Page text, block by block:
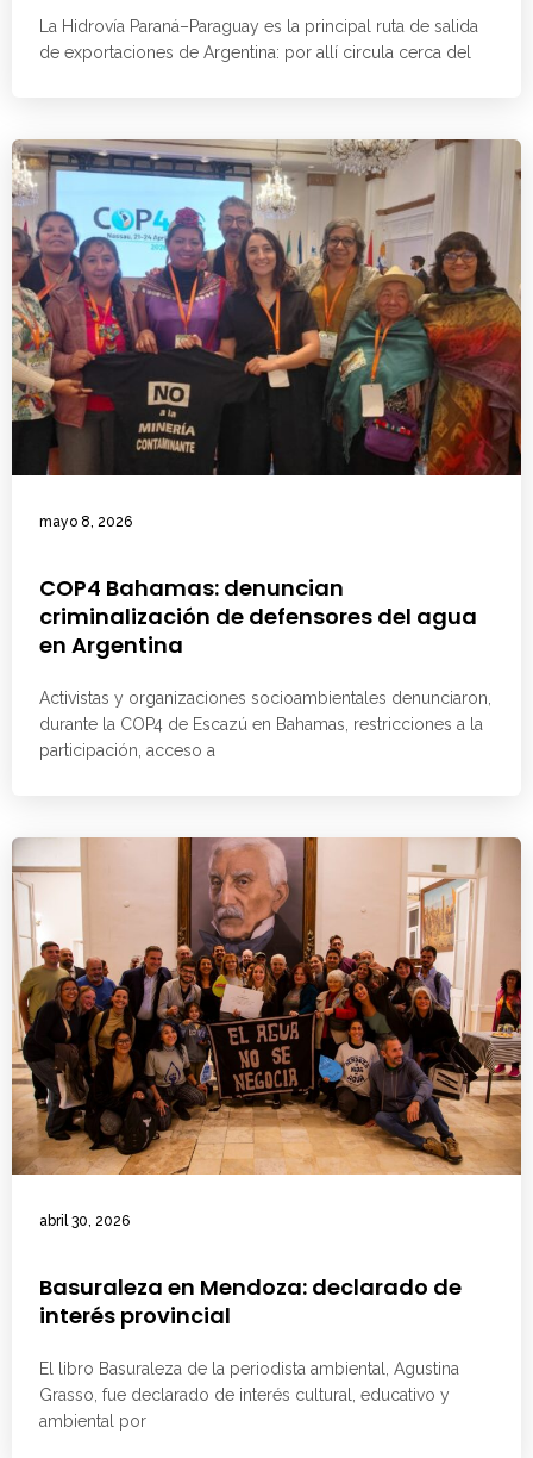
La Hidrovía Paraná–Paraguay es la principal ruta de salida
de exportaciones de Argentina: por allí circula cerca del
mayo 8, 2026
COP4 Bahamas: denuncian
criminalización de defensores del agua
en Argentina
Activistas y organizaciones socioambientales denunciaron,
durante la COP4 de Escazú en Bahamas, restricciones a la
participación, acceso a
abril 30, 2026
Basuraleza en Mendoza: declarado de
interés provincial
El libro Basuraleza de la periodista ambiental, Agustina
Grasso, fue declarado de interés cultural, educativo y
ambiental por